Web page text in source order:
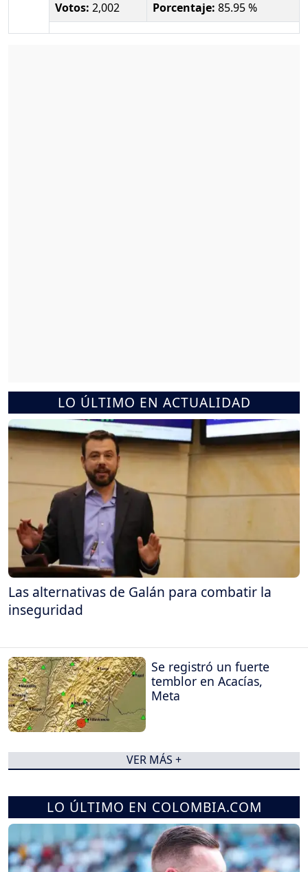
Votos: 2,002 Porcentaje: 85.95 %
LO ÚLTIMO EN ACTUALIDAD
Las alternativas de Galán para combatir la
inseguridad
Se registró un fuerte
temblor en Acacías,
Meta
VER MÁS +
LO ÚLTIMO EN COLOMBIA.COM